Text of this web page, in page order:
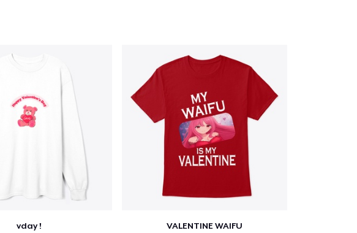
vday ! VALENTINE WAIFU